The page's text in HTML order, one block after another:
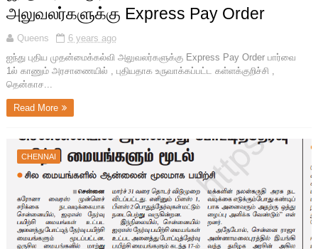
அலுவலர்களுக்கு Express Pay Order
Queens
6 years ago
ஐந்து புதிய முதன்மைக்கல்வி அலுவலர்களுக்கு Express Pay Order பார்வை
1ல் காணும் அரசாணையில் , புதியதாக உருவாக்கப்பட்ட கள்ளக்குறிச்சி ,
தென்காச...
Read More
CHENNAI